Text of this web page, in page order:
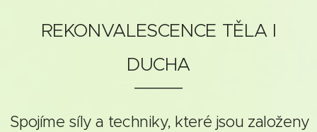
REKONVALESCENCE TĚLA I
DUCHA
Spojíme síly a techniky, které jsou založeny